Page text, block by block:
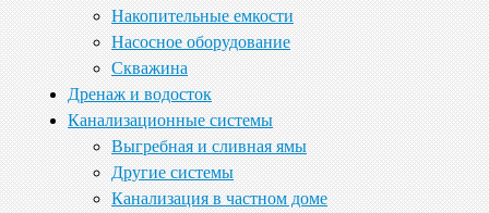
Накопительные емкости
Насосное оборудование
Скважина
Дренаж и водосток
Канализационные системы
Выгребная и сливная ямы
Другие системы
Канализация в частном доме